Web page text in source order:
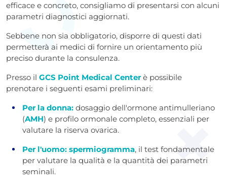
efficace e concreto, consigliamo di presentarsi con alcuni
parametri diagnostici aggiornati.
Sebbene non sia obbligatorio, disporre di questi dati
permetterà ai medici di fornire un orientamento più
preciso durante la consulenza.
Presso il GCS Point Medical Centerè possibile
prenotare i seguenti esami preliminari:
Per la donna: dosaggio dell'ormone antimulleriano
(AMH) e profilo ormonale completo, essenziali per
valutare la riserva ovarica.
Per l'uomo: spermiogramma, il test fondamentale
per valutare la qualità e la quantità dei parametri
seminali.